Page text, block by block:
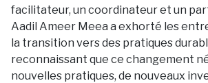
facilitateur, un coordinateur et un
Aadil Ameer Meea a exhorté les
la transition vers des pratiques
reconnaissant que ce changement
nouvelles pratiques, de nouveaux